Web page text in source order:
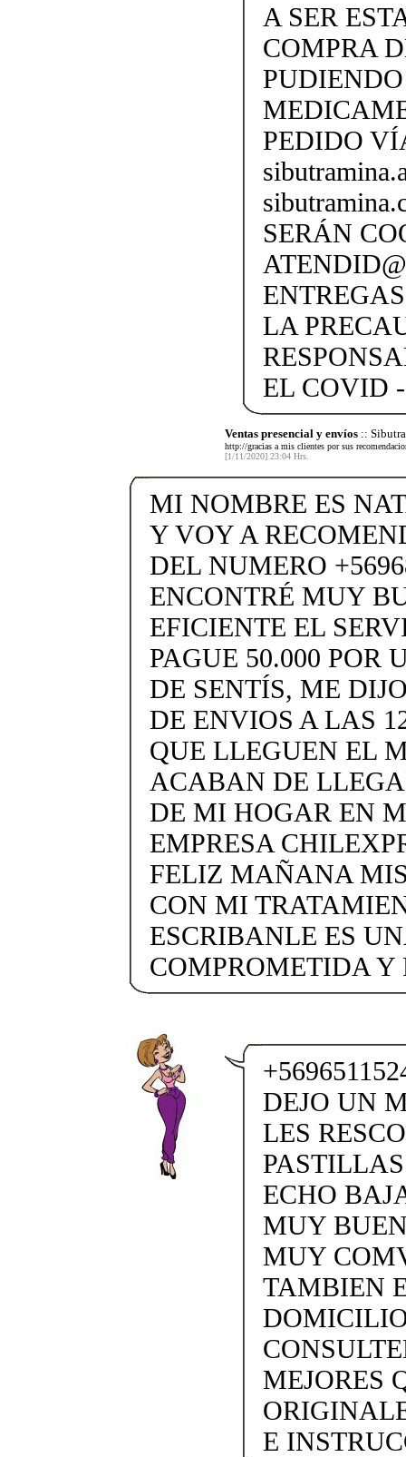
A SER
COMPRA
PEDIDO
SERÁN
LA
EL COVID
Ventas presencial y envíos ::
http://gracias a mis clientes por sus
[1/11/2020] 23:04 Hrs.
MI NOMBRE ES
Y VOY A
DEL NUMERO
ENCONTRÉ MUY
EFICIENTE EL
PAGUE 50.000 POR
DE SENTÍS, ME
DE ENVIOS A LAS
QUE LLEGUEN EL
ACABAN DE
DE MI HOGAR EN
EMPRESA
FELIZ MAÑANA
CON MI
ESCRIBANLE ES
COMPROMETIDA Y
DEJO UN
LES
ECHO
MUY
MUY
TAMBIEN
MEJORES
E